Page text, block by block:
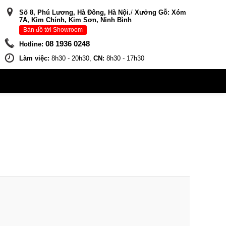
Số 8, Phú Lương, Hà Đông, Hà Nội./ Xưởng Gỗ: Xóm
7A, Kim Chính, Kim Sơn, Ninh Bình
Bản đồ tới Showroom
Hotline: 08 1936 0248
Làm việc: 8h30 - 20h30, CN: 8h30 - 17h30